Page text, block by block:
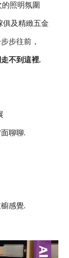
的照明氛圍
俱及精緻五金
步往前，
不到這裡.
聊聊.
感覺.